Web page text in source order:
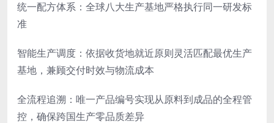
统一配方体系：全球八大生产基地严格执行同一研发标
准
智能生产调度：依据收货地就近原则灵活匹配最优生产
基地，兼顾交付时效与物流成本
全流程追溯：唯一产品编号实现从原料到成品的全程管
控，确保跨国生产零品质差异